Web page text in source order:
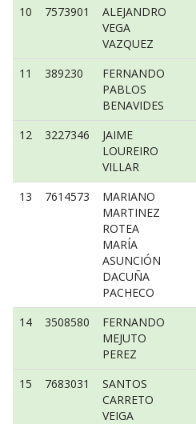
10
7573901
ALEJANDRO
VEGA
VAZQUEZ
11
389230
FERNANDO
PABLOS
BENAVIDES
12
3227346
JAIME
LOUREIRO
VILLAR
13
7614573
MARIANO
MARTINEZ
ROTEA
MARÍA
ASUNCIÓN
DACUÑA
PACHECO
14 3508580
FERNANDO
MEJUTO
PEREZ
15
7683031
SANTOS
CARRETO
VEIGA